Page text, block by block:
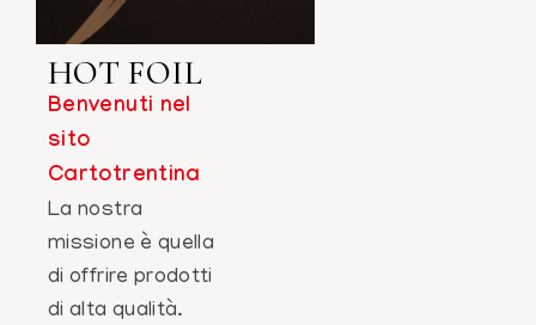
HOT FOIL
Benvenuti nel
sito
Cartotrentina
La nostra
missione è quella
di offrire prodotti
di alta qualità.